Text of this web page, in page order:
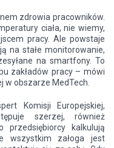
zdrowia pracowników.
ciała, nie wiemy,
pracy. Ale powstaje
na stałe monitorowanie,
na smartfony. To
zakładów pracy – mówi
w obszarze MedTech.
Komisji Europejskiej,
szerzej, również
przedsiębiorcy kalkulują
wszystkim załoga jest